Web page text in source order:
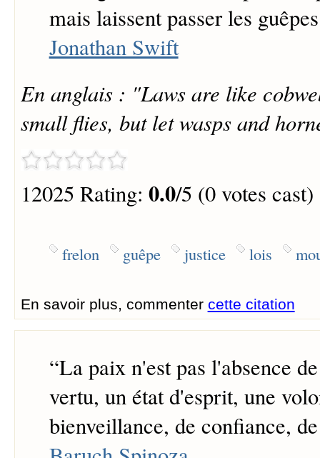
mais laissent passer les
Jonathan Swift
En anglais : "Laws are like
small flies, but let wasps and
12025 Rating: 0.0/5 (0 votes cast)
frelon guêpe justice lois
En savoir plus, commenter cette citation
“La paix n'est pas l'absence
vertu, un état d'esprit, une
bienveillance, de confiance,